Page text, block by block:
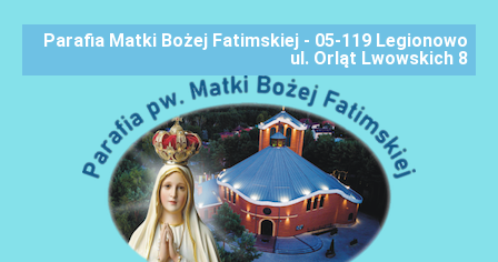
Parafia Matki Bożej Fatimskiej - 05-119 Legionowo
ul. Orląt Lwowskich 8